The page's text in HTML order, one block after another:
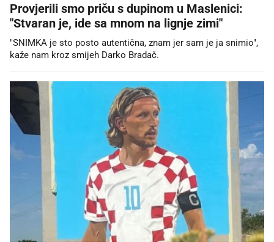
Provjerili smo priču s dupinom u Maslenici:
"Stvaran je, ide sa mnom na lignje zimi"
"SNIMKA je sto posto autentična, znam jer sam je ja snimio",
kaže nam kroz smijeh Darko Bradač.